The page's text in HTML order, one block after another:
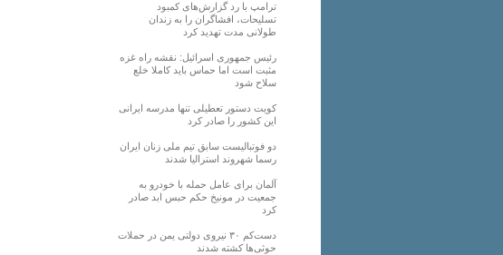
ترامپ با رد گزارش‌های کمبود
تسلیحات، افشاگران را به زندان
طولانی مدت تهدید کرد
رئیس‌ جمهوری اسرائیل: نقشه راه غزه
مثبت است اما حماس باید کاملا خلع
سلاح شود
کویت دستور تعطیلی تنها مدرسه ایرانی
این کشور را صادر کرد
دو فوتبالیست سابق تیم ملی زنان ایران
رسما شهروند استرالیا شدند
آلمان برای عامل حمله با خودرو به
جمعیت در مونیخ حکم حبس ابد صادر
کرد
دست‌کم ۳۰ نیروی دولتی یمن در حملات
حوثی‌ها کشته شدند